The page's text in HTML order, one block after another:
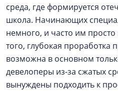
среда, где формируется
школа. Начинающих
немного, и часто им
того, глубокая проработка
возможна в основном
девелоперы из-за сжатых
вынуждены подходить к